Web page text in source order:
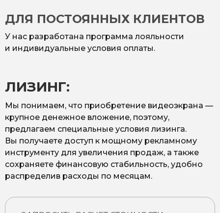
ДЛЯ ПОСТОЯННЫХ КЛИЕНТОВ
У нас разработана программа лояльности
и индивидуальные условия оплаты.
ЛИЗИНГ:
Мы понимаем, что приобретение видеоэкрана —
крупное денежное вложение, поэтому,
предлагаем специальные условия лизинга.
Вы получаете доступ к мощному рекламному
инструменту для увеличения продаж, а также
сохраняете финансовую стабильность, удобно
распределив расходы по месяцам.